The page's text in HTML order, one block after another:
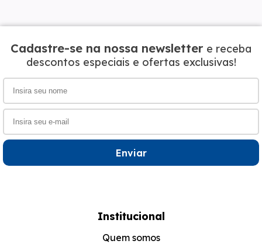
Cadastre-se na nossa newsletter e receba
descontos especiais e ofertas exclusivas!
Enviar
Institucional
Quem somos